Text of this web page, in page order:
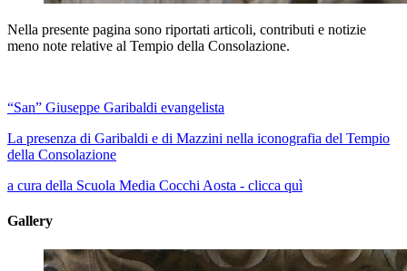
Nella presente pagina sono riportati articoli, contributi e notizie
meno note relative al Tempio della Consolazione.
“San” Giuseppe Garibaldi evangelista
La presenza di Garibaldi e di Mazzini nella iconografia del Tempio
della Consolazione
a cura della Scuola Media Cocchi Aosta - clicca quì
Gallery